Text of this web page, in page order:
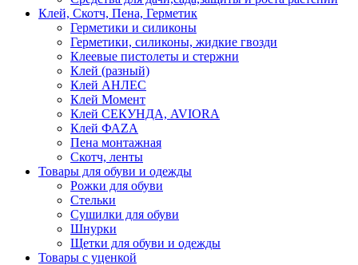
Клей, Скотч, Пена, Герметик
Герметики и силиконы
Герметики, силиконы, жидкие гвозди
Клеевые пистолеты и стержни
Клей (разный)
Клей АНЛЕС
Клей Момент
Клей СЕКУНДА, AVIORA
Клей ФАZА
Пена монтажная
Скотч, ленты
Товары для обуви и одежды
Рожки для обуви
Стельки
Сушилки для обуви
Шнурки
Щетки для обуви и одежды
Товары с уценкой